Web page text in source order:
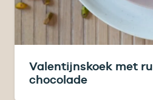
Valentijnskoek met
chocolade